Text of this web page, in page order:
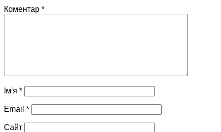
Коментар *
Ім'я *
Email *
Сайт